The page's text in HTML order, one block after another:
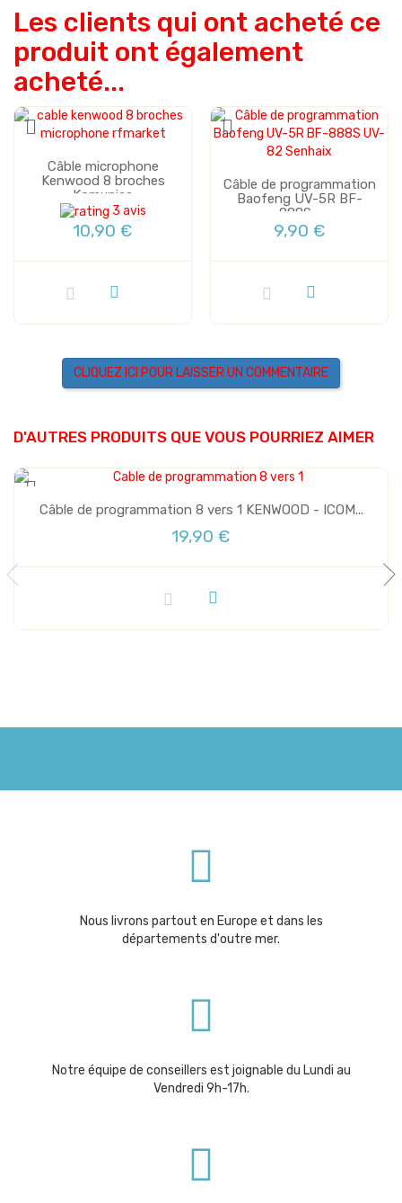
Les clients qui ont acheté ce
produit ont également
acheté...
Câble microphone
Kenwood 8 broches
Komunica
3 avis
10,90 €
Câble de programmation
Baofeng UV-5R BF-
888S...
9,90 €
CLIQUEZ ICI POUR LAISSER UN COMMENTAIRE
D'AUTRES PRODUITS QUE VOUS POURRIEZ AIMER
Câble de programmation 8 vers 1 KENWOOD - ICOM...
19,90 €
Nous livrons partout en Europe et dans les
départements d'outre mer.
Notre équipe de conseillers est joignable du Lundi au
Vendredi 9h-17h.